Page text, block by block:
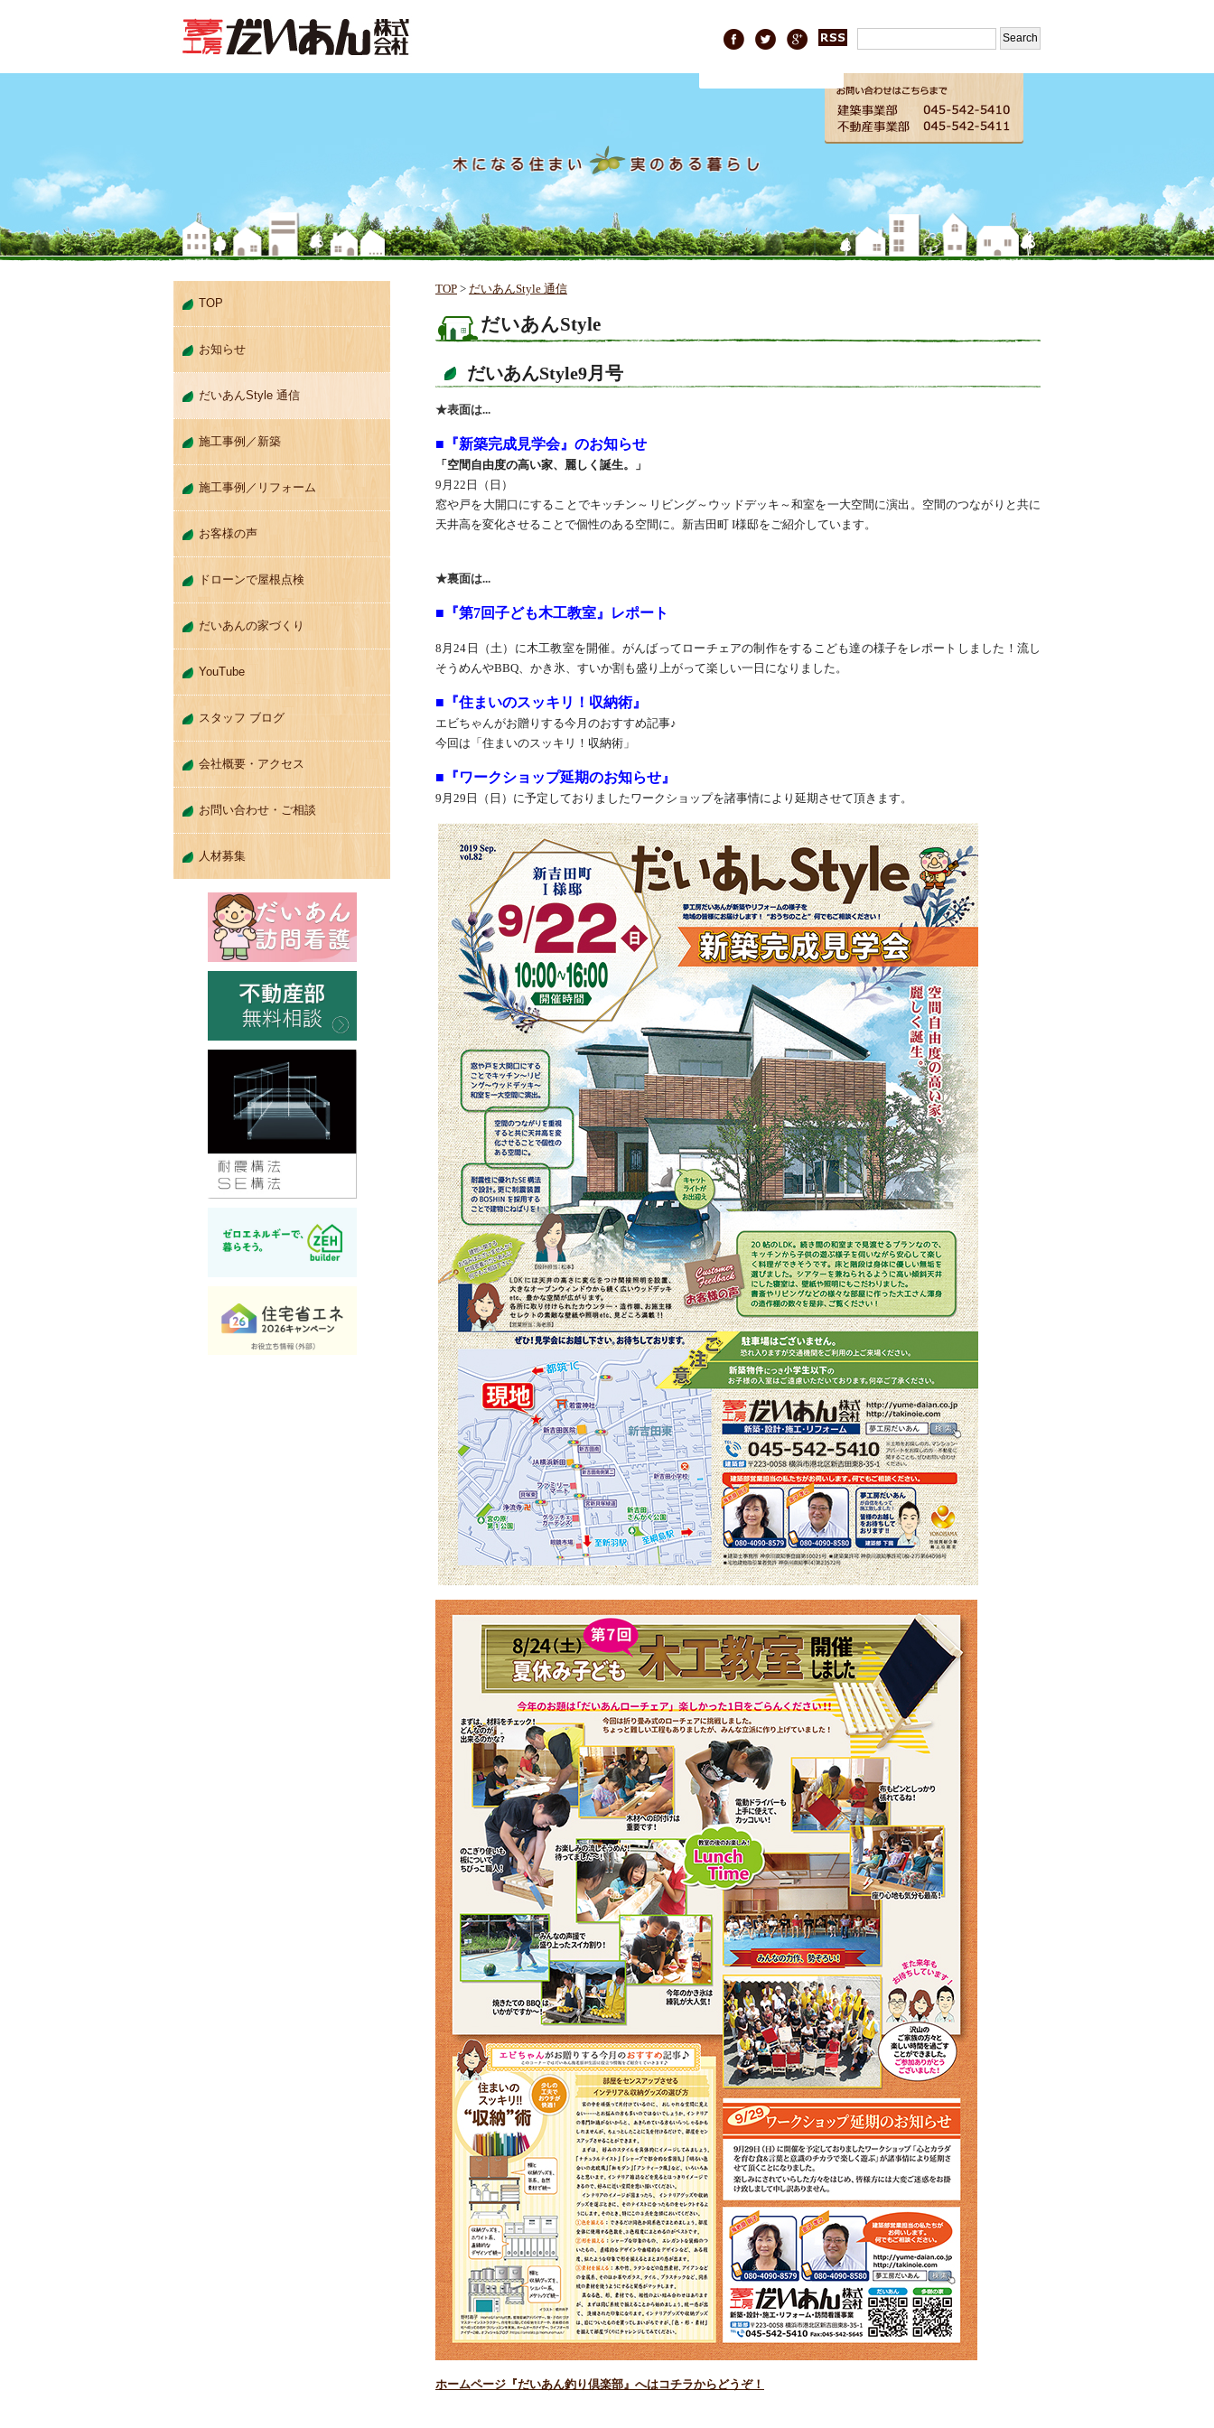
TOP
お知らせ
だいあんStyle 通信
施工事例／新築
施工事例／リフォーム
お客様の声
ドローンで屋根点検
だいあんの家づくり
YouTube
スタッフ ブログ
会社概要・アクセス
お問い合わせ・ご相談
人材募集
TOP > だいあんStyle 通信
だいあんStyle
だいあんStyle9月号
★表面は...
■『新築完成見学会』のお知らせ
「空間自由度の高い家、麗しく誕生。」
9月22日（日）
窓や戸を大開口にすることでキッチン～リビング～ウッドデッキ～和室を一大空間に演出。空間のつながりと共に
天井高を変化させることで個性のある空間に。新吉田町 I様邸をご紹介しています。
★裏面は...
■『第7回子ども木工教室』レポート
8月24日（土）に木工教室を開催。がんばってローチェアの制作をするこども達の様子をレポートしました！流し
そうめんやBBQ、かき氷、すいか割も盛り上がって楽しい一日になりました。
■『住まいのスッキリ！収納術』
エビちゃんがお贈りする今月のおすすめ記事♪
今回は「住まいのスッキリ！収納術」
■『ワークショップ延期のお知らせ』
9月29日（日）に予定しておりましたワークショップを諸事情により延期させて頂きます。
ホームページ『だいあん釣り倶楽部』へはコチラからどうぞ！